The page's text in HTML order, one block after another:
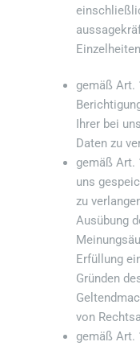
gemäß Art.
Ihrer bei
Daten zu
gemäß Art.
uns
zu
Ausübung
Erfüllung
Gründen
von
gemäß Art.